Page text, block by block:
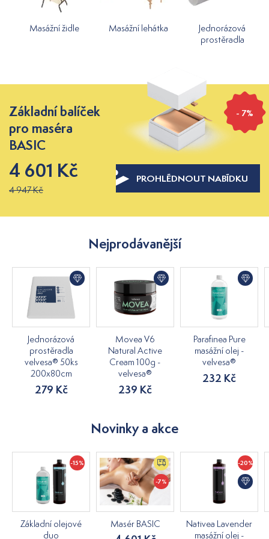
Masážní židle Masážní lehátka
Jednorázová
prostěradla
Základní balíček
pro maséra
BASIC
- 7%
4 601 Kč
4 947 Kč
PROHLÉDNOUT NABÍDKU
Nejprodávanější
Jednorázová
prostěradla
velvesa® 50ks
200x80cm
279 Kč
Movea V6
Natural Active
Cream 100g -
velvesa®
239 Kč
Parafinea Pure
masážní olej -
velvesa®
232 Kč
Novinky a akce
-15%
Základní olejové
duo
-7%
Masér BASIC
-20%
Nativea Lavender
masážní olej -